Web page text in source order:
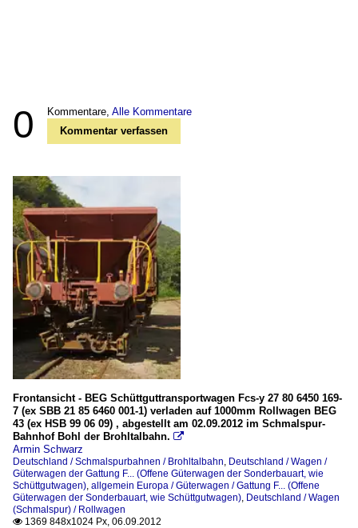
0 Kommentare, Alle Kommentare
Kommentar verfassen
Frontansicht - BEG Schüttguttransportwagen Fcs-y 27 80 6450 169-
7 (ex SBB 21 85 6460 001-1) verladen auf 1000mm Rollwagen BEG
43 (ex HSB 99 06 09) , abgestellt am 02.09.2012 im Schmalspur-
Bahnhof Bohl der Brohltalbahn. 
Armin Schwarz
Deutschland / Schmalspurbahnen / Brohltalbahn Deutschland / Wagen /
Güterwagen der Gattung F... (Offene Güterwagen der Sonderbauart, wie
Schüttgutwagen) allgemein Europa / Güterwagen / Gattung F... (Offene
Güterwagen der Sonderbauart, wie Schüttgutwagen) Deutschland / Wagen
(Schmalspur) / Rollwagen
 1369 848x1024 Px, 06.09.2012